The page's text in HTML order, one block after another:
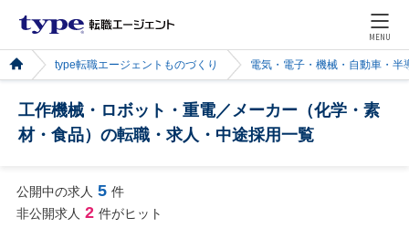
MENU
type転職エージェントものづくり 電気・電子・機械・自動車・半
工作機械・ロボット・重電／メーカー（化学・素
材・食品）の転職・求人・中途採用一覧
公開中の求人 5 件
非公開求人 2 件がヒット